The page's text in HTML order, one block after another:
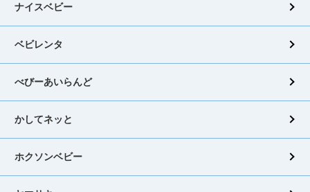
ナイスベビー
ベビレンタ
べびーあいらんど
かしてネッと
ホクソンベビー